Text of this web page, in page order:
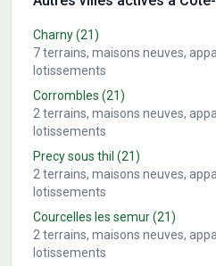
Charny(21)
7terrains, maisons neuves,
lotissements
Corrombles (21)
2 terrains, maisons neuves,
lotissements
Precy sous thil (21)
2 terrains, maisons neuves,
lotissements
Courcelles les semur(21)
2 terrains, maisons neuves,
lotissements